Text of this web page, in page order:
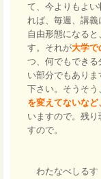
て、今よりもよ
れば、毎週、講
自由形態になる
す。それが大学で
つ、何でもでき
い部分でもあり
下さい。そうそう
を変えてないな
いますので。残
すので。
わたなべしるす